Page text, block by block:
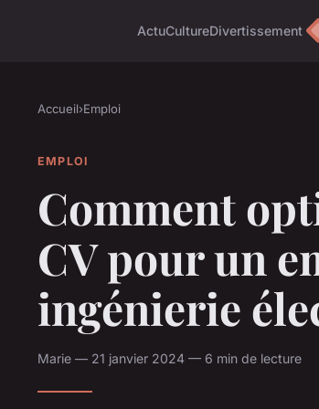
ActuCultureDivertissement
Accueil›Emploi
EMPLOI
Comment
CV pour un
ingénierie
Marie — 21 janvier 2024 — 6 min de lecture